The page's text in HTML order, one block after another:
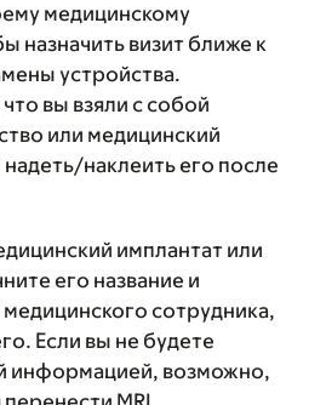
медицинскому
назначить визит ближе к
устройства.
вы взяли с собой
или медицинский
наклеить его после
имплантат или
его название и
сотрудника,
Если вы не будете
информацией, возможно,